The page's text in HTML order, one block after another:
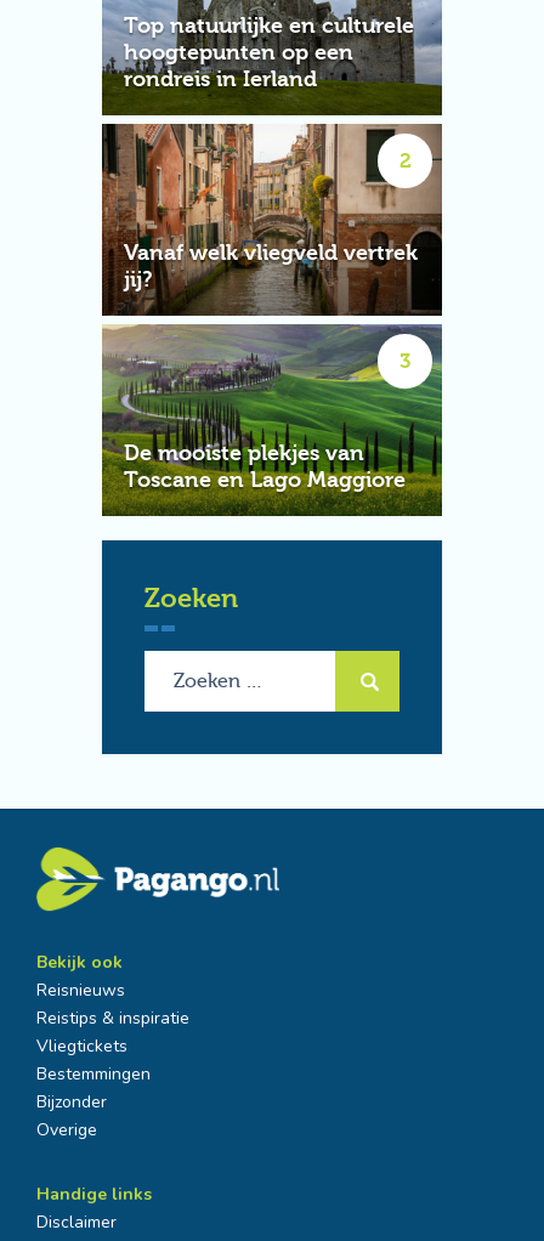
Top natuurlijke en culturele
hoogtepunten op een
rondreis in Ierland
Vanaf welk vliegveld vertrek
jij?
De mooiste plekjes van
Toscane en Lago Maggiore
Zoeken
Bekijk ook
Reisnieuws
Reistips & inspiratie
Vliegtickets
Bestemmingen
Bijzonder
Overige
Handige links
Disclaimer